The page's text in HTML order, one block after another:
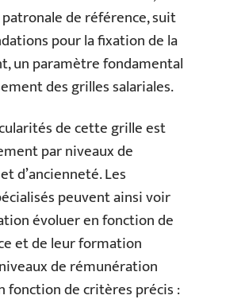
de référence, suit
pour la fixation de la
un paramètre fondamental
des grilles salariales.
de cette grille est
par niveaux de
d’ancienneté. Les
peuvent ainsi voir
évoluer en fonction de
et de leur formation
de rémunération
fonction de critères précis :